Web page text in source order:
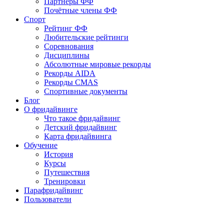
Почётные члены ФФ
Спорт
Рейтинг ФФ
Любительские рейтинги
Соревнования
Дисциплины
Абсолютные мировые рекорды
Рекорды AIDA
Рекорды CMAS
Спортивные документы
Блог
О фридайвинге
Что такое фридайвинг
Детский фридайвинг
Карта фридайвинга
Обучение
История
Курсы
Путешествия
Тренировки
Парафридайвинг
Пользователи